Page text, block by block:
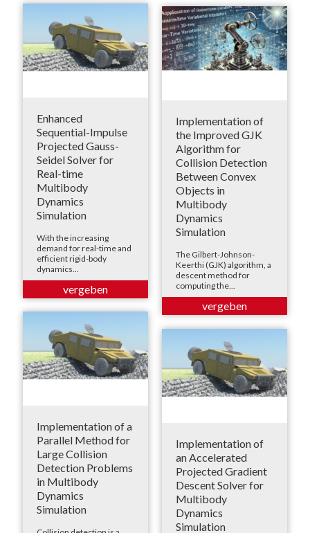
Enhanced
Sequential-Impulse
Projected Gauss-
Seidel Solver for
Real-time
Multibody
Dynamics
Simulation
With the increasing
demand for real-time and
efficient rigid-body
dynamics...
Implementation of
the Improved GJK
Algorithm for
Collision Detection
Between Convex
Objects in
Multibody
Dynamics
Simulation
The Gilbert-Johnson-
Keerthi (GJK) algorithm, a
descent method for
computing the...
Implementation of a
Parallel Method for
Large Collision
Detection Problems
in Multibody
Dynamics
Simulation
Implementation of
an Accelerated
Projected Gradient
Descent Solver for
Multibody
Dynamics
Simulation